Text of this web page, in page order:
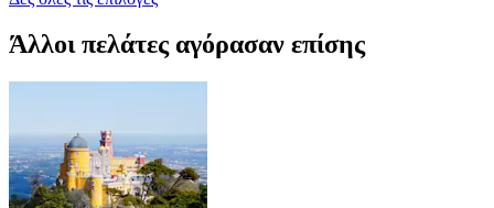
Άλλοι πελάτες αγόρασαν επίσης